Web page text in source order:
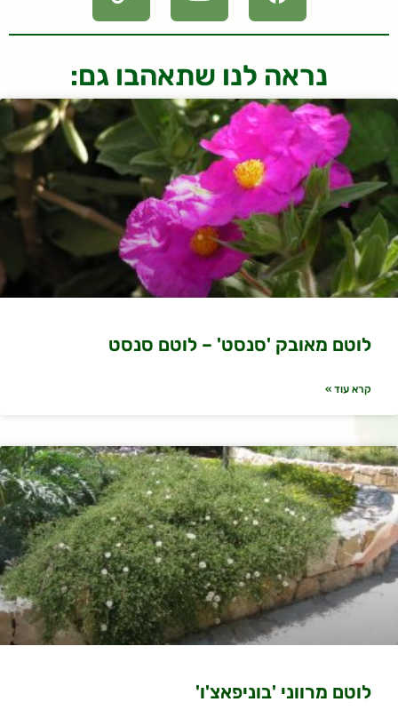
נראה לנו שתאהבו גם:
לוטם מאובק 'סנסט' – לוטם סנסט
קרא עוד »
לוטם מרווני 'בוניפאצ'ו'